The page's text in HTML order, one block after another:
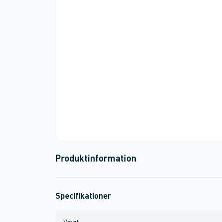
Produktinformation
Specifikationer